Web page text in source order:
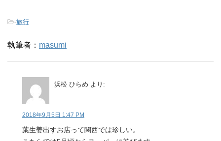
-旅行
執筆者： masumi
浜松 ひらめ より:
2018年9月5日 1:47 PM
葉生姜出すお店って関西では珍しい。